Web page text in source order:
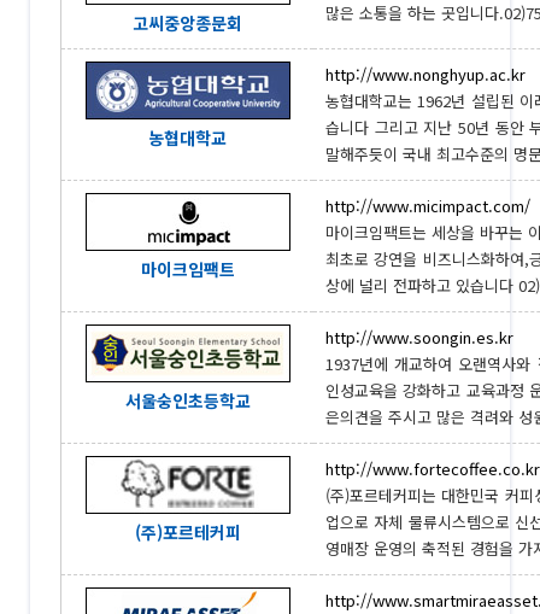
고씨중앙종문회
많은 소통을 하는 곳입니다
농협대학교
http://www.nonghyup.ac.kr
농협대학교는 1962년 설립된
습니다 그리고 지난 50년 동안
말해주듯이 국내 최고수준의 명
마이크임팩트
http://www.micimpact.com/
마이크임팩트는 세상을 바꾸는
최초로 강연을 비즈니스화하여
상에 널리 전파하고 있습니다
서울숭인초등학교
http://www.soongin.es.kr
1937년에 개교하여 오랜역사
인성교육을 강화하고 교육과정
은의견을 주시고 많은 격려와
(주)포르테커피
http://www.fortecoffee.co.kr
(주)포르테커피는 대한민국 커
업으로 자체 물류시스템으로 신
영매장 운영의 축적된 경험을
http://